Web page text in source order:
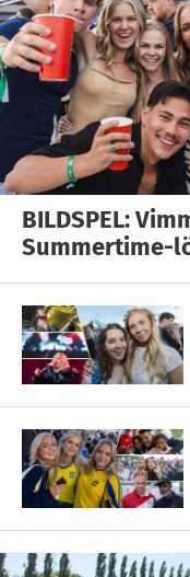
BILDSPEL:
Summertime-